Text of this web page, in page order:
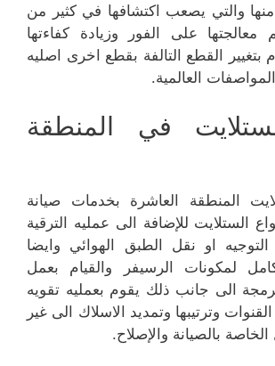
والتي يصعب اكتشافها في كثير من
معالجتها على الفور وزيادة كفاءتها
بتغيير القطع التالفة بقطع اخرى اصليه
العالمية.
في المنطقة
المنطقة العاشرة بخدمات صيانة
الستلايت للإضافة الى عمليه الترقية
التوجيه او نقل الطبق الهوائي وايضا
لمكونات الرسيفر والقيام بعمل
الى جانب ذلك يقوم بعمليه تقويه
وترتيبها وتمديد الاسلاك الى غير
بالصيانة والإصلاح.